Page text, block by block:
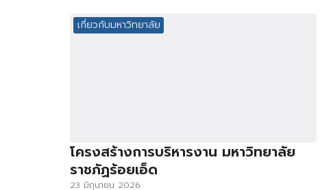
เกี่ยวกับมหาวิทยาลัย
โครงสร้างการบริหารงาน มหาวิทยาลัย
ราชภัฏร้อยเอ็ด
23 มิถุนายน 2026